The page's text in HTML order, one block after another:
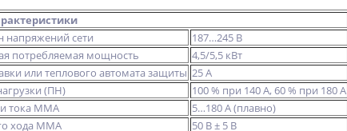
напряжений сети
187…245 В
потребляемая мощность
4,5/5,5 кВт
или теплового автомата защиты 25 А
(ПН)
100 % при 140 А, 60 % при 180 А
тока ММА
5…180 А (плавно)
хода ММА
50 В ± 5 В